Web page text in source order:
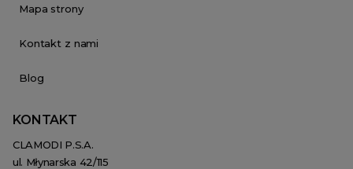
Mapa strony
Kontakt z nami
Blog
KONTAKT
CLAMODI P.S.A.
ul. Młynarska 42/115